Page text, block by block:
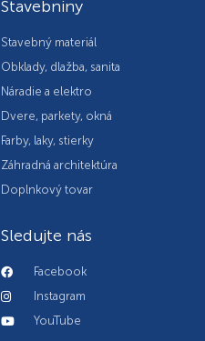
Stavebniny
Stavebný materiál
Obklady, dlažba, sanita
Náradie a elektro
Dvere, parkety, okná
Farby, laky, stierky
Záhradná architektúra
Doplnkový tovar
Sledujte nás
Facebook
Instagram
YouTube